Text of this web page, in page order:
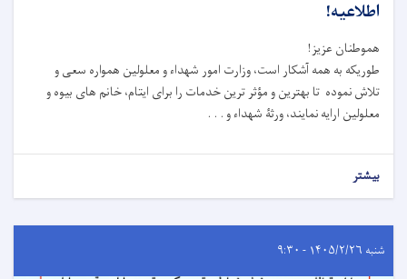
اطلاعیه!
هموطنان عزیز!
طوریکه به همه آشکار است، وزارت امور شهداء و معلولین همواره سعی و
تلاش نموده تا بهترین و مؤثر ترین خدمات را برای ایتام، خانم های بیوه و
معلولین ارایه نمایند، ورثۀ شهداء و . . .
بیشتر
شنبه ۱۴۰۵/۲/۲۶ - ۹:۳۰